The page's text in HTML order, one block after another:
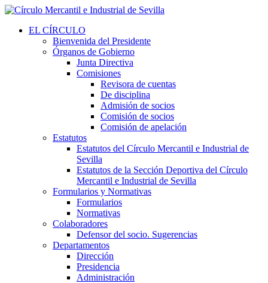
EL CÍRCULO
Bienvenida del Presidente
Órganos de Gobierno
Junta Directiva
Comisiones
Revisora de cuentas
De disciplina
Admisión de socios
Comisión de socios
Comisión de apelación
Estatutos
Estatutos del Círculo Mercantil e Industrial de
Sevilla
Estatutos de la Sección Deportiva del Círculo
Mercantil e Industrial de Sevilla
Formularios y Normativas
Formularios
Normativas
Colaboradores
Defensor del socio. Sugerencias
Departamentos
Dirección
Presidencia
Administración